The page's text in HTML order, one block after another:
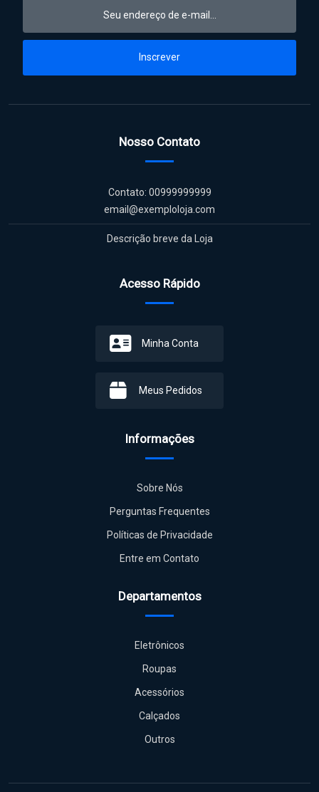
Nosso Contato
Contato: 00999999999
email@exemploloja.com
Acesso Rápido
Informações
Sobre Nós
Perguntas Frequentes
Políticas de Privacidade
Departamentos
Eletrônicos
Roupas
Acessórios
Calçados